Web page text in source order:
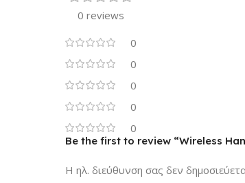
0 reviews
0
0
0
0
0
Be the first to review “Wireless
Η ηλ. διεύθυνση σας δεν